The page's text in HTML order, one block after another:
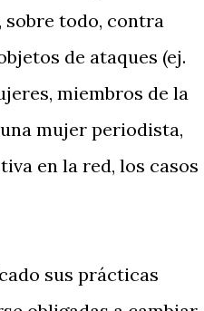
sobre todo, contra
de ataques (ej.
miembros de la
mujer periodista,
en la red, los casos
sus prácticas